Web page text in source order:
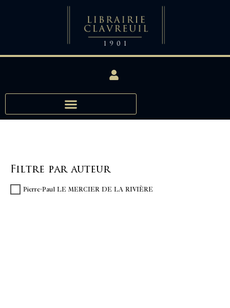
Filtre par auteur
Pierre-Paul LE MERCIER DE LA RIVIÈRE